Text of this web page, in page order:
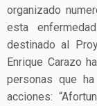
organizado
esta
destinado al
Enrique Carazo
personas que
acciones: